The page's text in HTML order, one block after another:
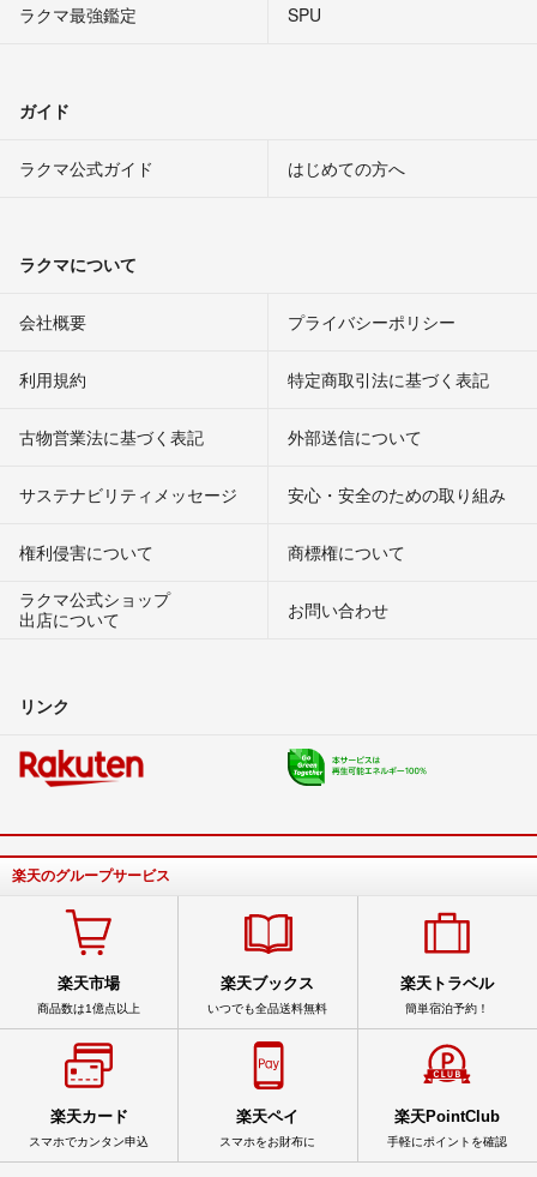
ラクマ最強鑑定
SPU
ガイド
ラクマ公式ガイド はじめての方へ
ラクマについて
会社概要 プライバシーポリシー
利用規約 特定商取引法に基づく表記
古物営業法に基づく表記 外部送信について
サステナビリティメッセージ 安心・安全のための取り組み
権利侵害について
商標権について
ラクマ公式ショップ
出店について
お問い合わせ
リンク
楽天のグループサービス
楽天市場
商品数は1億点以上
楽天ブックス
いつでも全品送料無料
楽天トラベル
簡単宿泊予約！
楽天カード
スマホでカンタン申込
楽天ペイ
スマホをお財布に
楽天PointClub
手軽にポイントを確認